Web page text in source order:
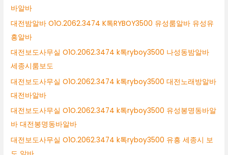
바알바
대전밤알바 O1O.2062.3474 K톡RYBOY3500 유성룸알바 유성유
흥알바
대전보도사무실 O1O.2062.3474 k톡ryboy3500 나성동밤알바
세종시룸보도
대전보도사무실 O1O.2062.3474 k톡ryboy3500 대전노래방알바
대전바알바
대전보도사무실 O1O.2062.3474 k톡ryboy3500 유성봉명동바알
바 대전봉명동바알바
대전보도사무실 O1O.2062.3474 k톡ryboy3500 유흥 세종시 보